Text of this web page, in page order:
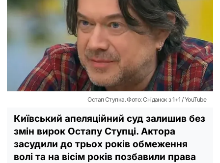
Остап Ступка. Фото: Сніданок з 1+1 / YouTube
Київський апеляційний суд залишив без
змін вирок Остапу Ступці. Актора
засудили до трьох років обмеження
волі та на вісім років позбавили права